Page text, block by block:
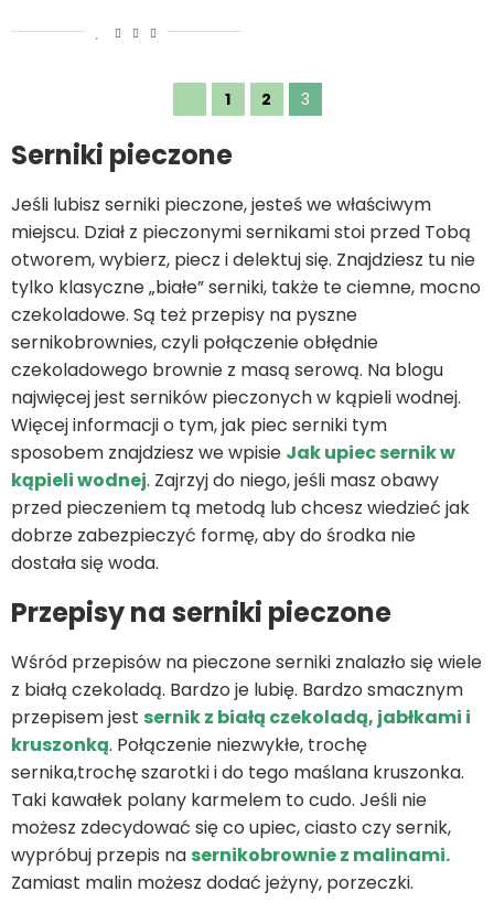
1 2 3
Serniki pieczone
Jeśli lubisz serniki pieczone, jesteś we właściwym
miejscu. Dział z pieczonymi sernikami stoi przed Tobą
otworem, wybierz, piecz i delektuj się. Znajdziesz tu nie
tylko klasyczne „białe” serniki, także te ciemne, mocno
czekoladowe. Są też przepisy na pyszne
sernikobrownies, czyli połączenie obłędnie
czekoladowego brownie z masą serową. Na blogu
najwięcej jest serników pieczonych w kąpieli wodnej.
Więcej informacji o tym, jak piec serniki tym
sposobem znajdziesz we wpisie Jak upiec sernik w
kąpieli wodnej. Zajrzyj do niego, jeśli masz obawy
przed pieczeniem tą metodą lub chcesz wiedzieć jak
dobrze zabezpieczyć formę, aby do środka nie
dostała się woda.
Przepisy na serniki pieczone
Wśród przepisów na pieczone serniki znalazło się wiele
z białą czekoladą. Bardzo je lubię. Bardzo smacznym
przepisem jest sernik z białą czekoladą, jabłkami i
kruszonką. Połączenie niezwykłe, trochę
sernika,trochę szarotki i do tego maślana kruszonka.
Taki kawałek polany karmelem to cudo. Jeśli nie
możesz zdecydować się co upiec, ciasto czy sernik,
wypróbuj przepis nasernikobrownie z malinami.
Zamiast malin możesz dodać jeżyny, porzeczki.